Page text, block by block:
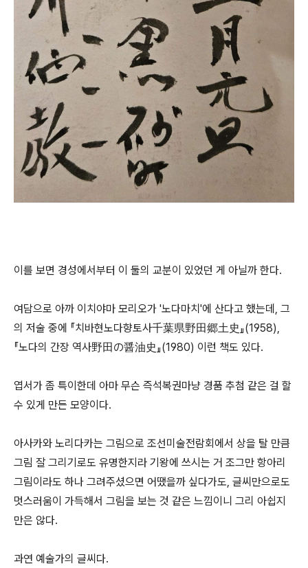
이를 보면 경성에서부터 이 둘의 교분이 있었던 게 아닐까 한다.
여담으로 아까 이치야마 모리오가 '노다마치'에 산다고 했는데, 그
의 저술 중에 『치바현노다향토사千葉県野田郷土史』(1958),
『노다의 간장 역사野田の醤油史』(1980) 이런 책도 있다.
엽서가 좀 특이한데 아마 무슨 즉석복권마냥 경품 추첨 같은 걸 할
수 있게 만든 모양이다.
아사카와 노리다카는 그림으로 조선미술전람회에서 상을 탈 만큼
그림 잘 그리기로도 유명한지라 기왕에 쓰시는 거 조그만 항아리
그림이라도 하나 그려주셨으면 어땠을까 싶다가도, 글씨만으로도
멋스러움이 가득해서 그림을 보는 것 같은 느낌이니 그리 아쉽지
만은 않다.
과연 예술가의 글씨다.